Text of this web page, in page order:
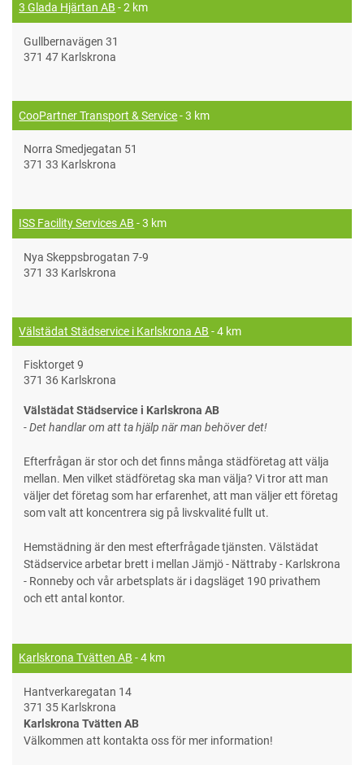
3 Glada Hjärtan AB - 2 km
Gullbernavägen 31
371 47 Karlskrona
CooPartner Transport & Service- 3 km
Norra Smedjegatan 51
371 33 Karlskrona
ISS Facility Services AB - 3 km
Nya Skeppsbrogatan 7-9
371 33 Karlskrona
Välstädat Städservice i Karlskrona AB - 4 km
Fisktorget 9
371 36 Karlskrona
Välstädat Städservice i Karlskrona AB
- Det handlar om att ta hjälp när man behöver det!
Efterfrågan är stor och det finns många städföretag att välja
mellan. Men vilket städföretag ska man välja? Vi tror att man
väljer det företag som har erfarenhet, att man väljer ett företag
som valt att koncentrera sig på livskvalité fullt ut.
Hemstädning är den mest efterfrågade tjänsten. Välstädat
Städservice arbetar brett i mellan Jämjö - Nättraby - Karlskrona
- Ronneby och vår arbetsplats är i dagsläget 190 privathem
och ett antal kontor.
Karlskrona Tvätten AB - 4 km
Hantverkaregatan 14
371 35 Karlskrona
Karlskrona Tvätten AB
Välkommen att kontakta oss för mer information!